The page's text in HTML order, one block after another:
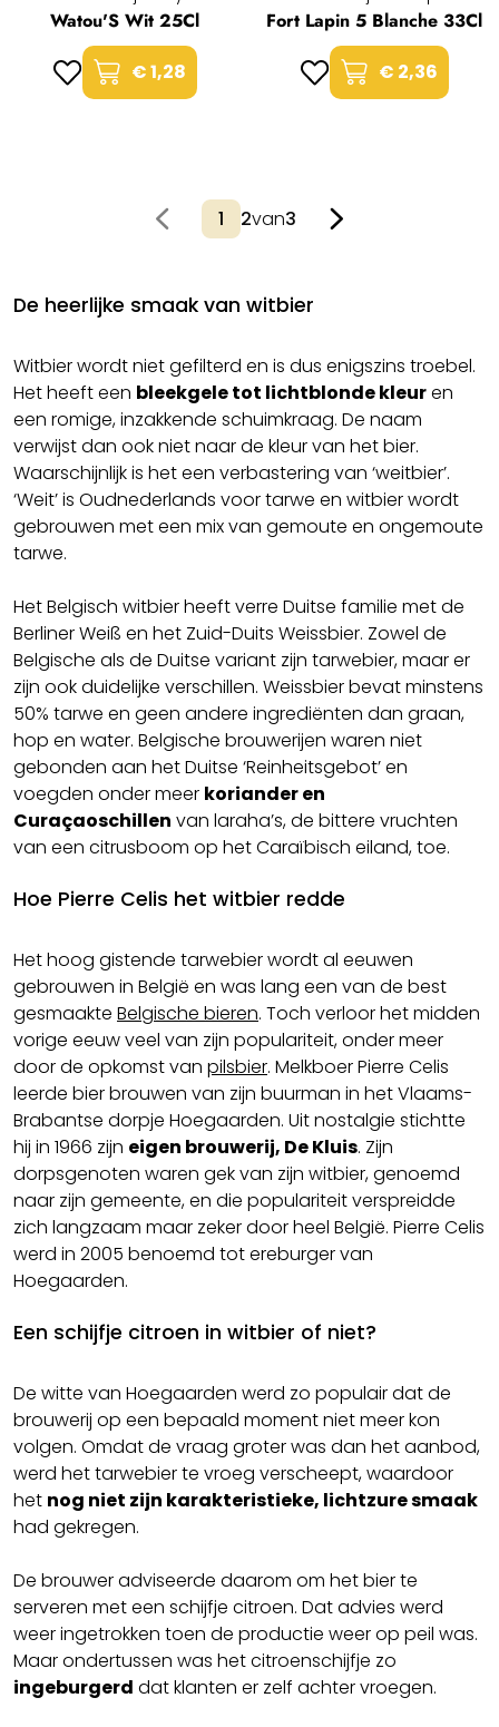
Watou'S Wit 25Cl
€ 1,28
Fort Lapin 5 Blanche 33Cl
€ 2,36
2van3
De heerlijke smaak van witbier
Witbier wordt niet gefilterd en is dus enigszins troebel.
Het heeft een bleekgele tot lichtblonde kleuren
een romige, inzakkende schuimkraag. De naam
verwijst dan ook niet naar de kleur van het bier.
Waarschijnlijk is het een verbastering van ‘weitbier’.
‘Weit’ is Oudnederlands voor tarwe en witbier wordt
gebrouwen met een mix van gemoute en ongemoute
tarwe.
Het Belgisch witbier heeft verre Duitse familie met de
Berliner Weiß en het Zuid-Duits Weissbier. Zowel de
Belgische als de Duitse variant zijn tarwebier, maar er
zijn ook duidelijke verschillen. Weissbier bevat minstens
50% tarwe en geen andere ingrediënten dan graan,
hop en water. Belgische brouwerijen waren niet
gebonden aan het Duitse ‘Reinheitsgebot’ en
voegden onder meer koriander en
Curaçaoschillen van laraha’s, de bittere vruchten
van een citrusboom op het Caraïbisch eiland, toe.
Hoe Pierre Celis het witbier redde
Het hoog gistende tarwebier wordt al eeuwen
gebrouwen in België en was lang een van de best
gesmaakte Belgische bieren. Toch verloor het midden
vorige eeuw veel van zijn populariteit, onder meer
door de opkomst van pilsbier. Melkboer Pierre Celis
leerde bier brouwen van zijn buurman in het Vlaams-
Brabantse dorpje Hoegaarden. Uit nostalgie stichtte
hij in 1966 zijn eigen brouwerij, De Kluis. Zijn
dorpsgenoten waren gek van zijn witbier, genoemd
naar zijn gemeente, en die populariteit verspreidde
zich langzaam maar zeker door heel België. Pierre Celis
werd in 2005 benoemd tot ereburger van
Hoegaarden.
Een schijfje citroen in witbier of niet?
De witte van Hoegaarden werd zo populair dat de
brouwerij op een bepaald moment niet meer kon
volgen. Omdat de vraag groter was dan het aanbod,
werd het tarwebier te vroeg verscheept, waardoor
het nog niet zijn karakteristieke, lichtzure smaak
had gekregen.
De brouwer adviseerde daarom om het bier te
serveren met een schijfje citroen. Dat advies werd
weer ingetrokken toen de productie weer op peil was.
Maar ondertussen was het citroenschijfje zo
ingeburgerd dat klanten er zelf achter vroegen.